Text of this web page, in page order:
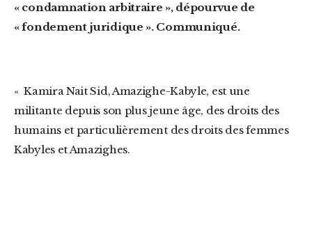
« condamnation arbitraire », dépourvue de
« fondement juridique ». Communiqué.
« Kamira Nait Sid, Amazighe-Kabyle, est une
militante depuis son plus jeune âge, des droits des
humains et particulièrement des droits des femmes
Kabyles et Amazighes.